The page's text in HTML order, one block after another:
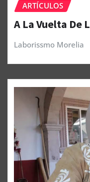
ARTÍCULOS
A La Vuelta De
Laborissmo Morelia